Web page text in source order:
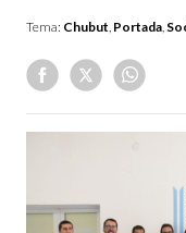
Tema: Chubut, Portada,